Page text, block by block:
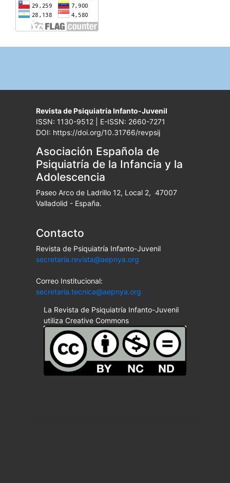
Revista de Psiquiatría Infanto-Juvenil
ISSN: 1130-9512 | E-ISSN: 2660-7271
DOI: https://doi.org/10.31766/revpsij
Asociación Española de
Psiquiatría de la Infancia y la
Adolescencia
Paseo Arco de Ladrillo 12, Local 2, 47007
Valladolid - España.
Contacto
Revista de Psiquiatría Infanto-Juvenil
secretaria.revista@aepnya.org
Correo Institucional:
secretaria.tecnica@aepnya.org
La Revista de Psiquiatría Infanto-Juvenil
utiliza Creative Commons